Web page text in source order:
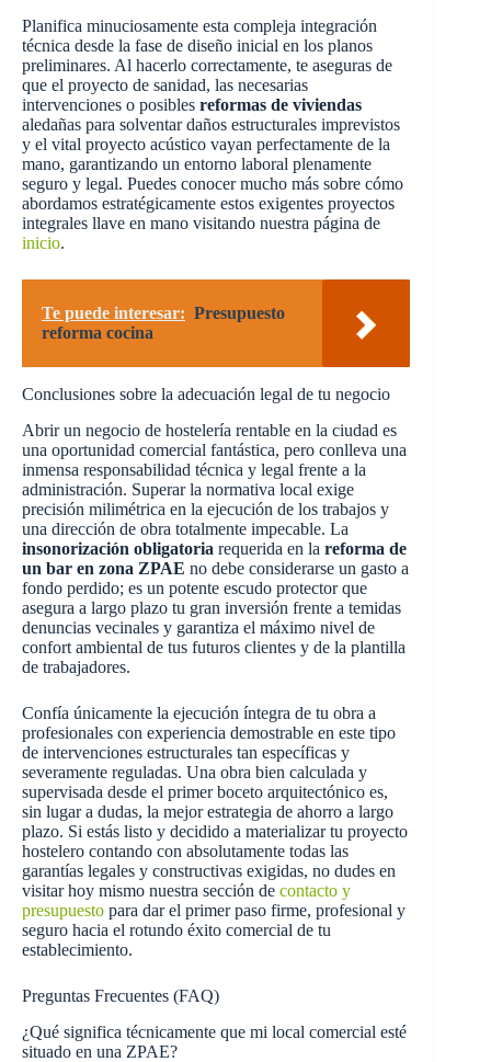
Planifica minuciosamente esta compleja integración
técnica desde la fase de diseño inicial en los planos
preliminares. Al hacerlo correctamente, te aseguras de
que el proyecto de sanidad, las necesarias
intervenciones o posibles reformas de viviendas
aledañas para solventar daños estructurales imprevistos
y el vital proyecto acústico vayan perfectamente de la
mano, garantizando un entorno laboral plenamente
seguro y legal. Puedes conocer mucho más sobre cómo
abordamos estratégicamente estos exigentes proyectos
integrales llave en mano visitando nuestra página de
inicio.
Te puede interesar: Presupuesto
reforma cocina
Conclusiones sobre la adecuación legal de tu negocio
Abrir un negocio de hostelería rentable en la ciudad es
una oportunidad comercial fantástica, pero conlleva una
inmensa responsabilidad técnica y legal frente a la
administración. Superar la normativa local exige
precisión milimétrica en la ejecución de los trabajos y
una dirección de obra totalmente impecable. La
insonorización obligatoria requerida en la reforma de
un bar en zona ZPAE no debe considerarse un gasto a
fondo perdido; es un potente escudo protector que
asegura a largo plazo tu gran inversión frente a temidas
denuncias vecinales y garantiza el máximo nivel de
confort ambiental de tus futuros clientes y de la plantilla
de trabajadores.
Confía únicamente la ejecución íntegra de tu obra a
profesionales con experiencia demostrable en este tipo
de intervenciones estructurales tan específicas y
severamente reguladas. Una obra bien calculada y
supervisada desde el primer boceto arquitectónico es,
sin lugar a dudas, la mejor estrategia de ahorro a largo
plazo. Si estás listo y decidido a materializar tu proyecto
hostelero contando con absolutamente todas las
garantías legales y constructivas exigidas, no dudes en
visitar hoy mismo nuestra sección de contacto y
presupuesto para dar el primer paso firme, profesional y
seguro hacia el rotundo éxito comercial de tu
establecimiento.
Preguntas Frecuentes (FAQ)
¿Qué significa técnicamente que mi local comercial esté
situado en una ZPAE?